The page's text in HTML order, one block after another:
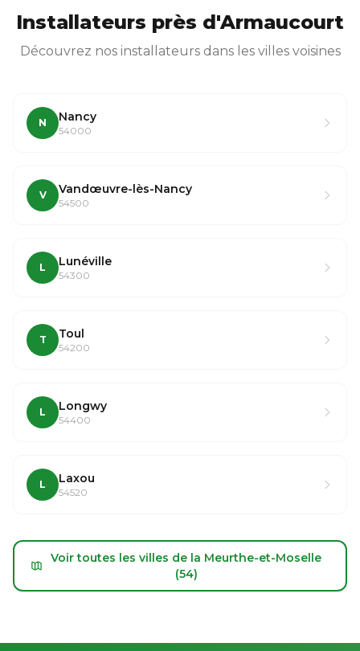
Installateurs près d'Armaucourt
Découvrez nos installateurs dans les villes voisines
N Nancy
54000
V Vandœuvre-lès-Nancy
54500
L Lunéville
54300
T Toul
54200
L Longwy
54400
L Laxou
54520
Voir toutes les villes de la Meurthe-et-Moselle
(54)